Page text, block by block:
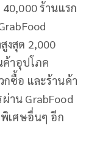
ร้านแรก
งสุด 2,000
าอุปโภค
กซื้อ และร้านค้า
าน GrabFood
พิเศษอื่นๆ อีก